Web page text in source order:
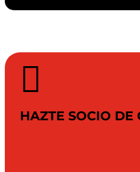

HAZTE SOCIO DE